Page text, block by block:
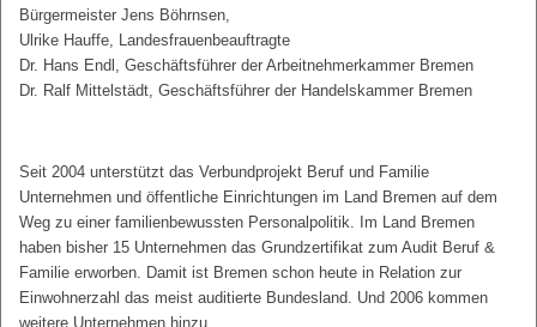
Bürgermeister Jens Böhrnsen,
Ulrike Hauffe, Landesfrauenbeauftragte
Dr. Hans Endl, Geschäftsführer der Arbeitnehmerkammer Bremen
Dr. Ralf Mittelstädt, Geschäftsführer der Handelskammer Bremen
Seit 2004 unterstützt das Verbundprojekt Beruf und Familie
Unternehmen und öffentliche Einrichtungen im Land Bremen auf dem
Weg zu einer familienbewussten Personalpolitik. Im Land Bremen
haben bisher 15 Unternehmen das Grundzertifikat zum Audit Beruf &
Familie erworben. Damit ist Bremen schon heute in Relation zur
Einwohnerzahl das meist auditierte Bundesland. Und 2006 kommen
weitere Unternehmen hinzu.